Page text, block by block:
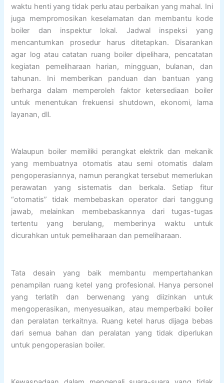
waktu henti yang tidak perlu atau perbaikan yang mahal. Ini
juga mempromosikan keselamatan dan membantu kode
boiler dan inspektur lokal. Jadwal inspeksi yang
mencantumkan prosedur harus ditetapkan. Disarankan
agar log atau catatan ruang boiler dipelihara, pencatatan
kegiatan pemeliharaan harian, mingguan, bulanan, dan
tahunan. Ini memberikan panduan dan bantuan yang
berharga dalam memperoleh faktor ketersediaan boiler
untuk menentukan frekuensi shutdown, ekonomi, lama
layanan, dll.
Walaupun boiler memiliki perangkat elektrik dan mekanik
yang membuatnya otomatis atau semi otomatis dalam
pengoperasiannya, namun perangkat tersebut memerlukan
perawatan yang sistematis dan berkala. Setiap fitur
“otomatis” tidak membebaskan operator dari tanggung
jawab, melainkan membebaskannya dari tugas-tugas
tertentu yang berulang, memberinya waktu untuk
dicurahkan untuk pemeliharaan dan pemeliharaan.
Tata desain yang baik membantu mempertahankan
penampilan ruang ketel yang profesional. Hanya personel
yang terlatih dan berwenang yang diizinkan untuk
mengoperasikan, menyesuaikan, atau memperbaiki boiler
dan peralatan terkaitnya. Ruang ketel harus dijaga bebas
dari semua bahan dan peralatan yang tidak diperlukan
untuk pengoperasian boiler.